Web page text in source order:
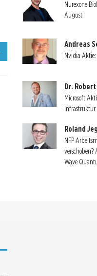
Nurexone
August
Andreas
Nvidia
Dr.
Microsoft
Roland
NFP
verschoben?
Wave